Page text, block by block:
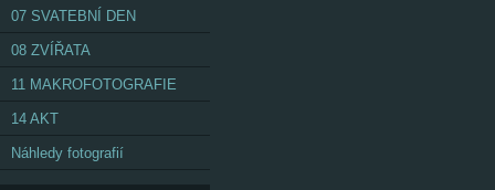
07 SVATEBNÍ DEN
08 ZVÍŘATA
11 MAKROFOTOGRAFIE
14 AKT
Náhledy fotografií